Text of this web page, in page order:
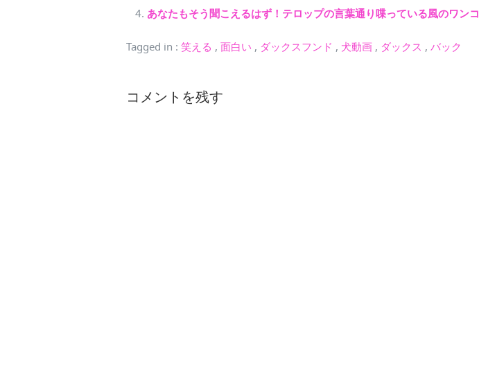
あなたもそう聞こえるはず！テロップの言葉通り喋っている風のワンコ
Tagged in : 笑える , 面白い , ダックスフンド , 犬動画 , ダックス , バック
コメントを残す